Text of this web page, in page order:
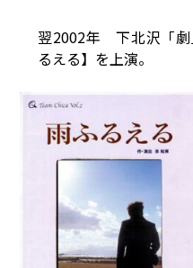
翌2002年 下北沢「劇
るえる】を上演。